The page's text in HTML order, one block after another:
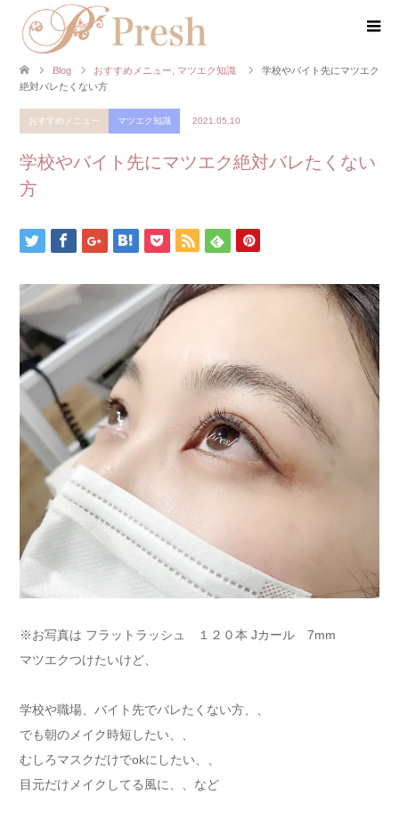
Blog おすすめメニュー マツエク知識
学校やバイト先にマツエク
絶対バレたくない方
おすすめメニュー マツエク知識 2021.05.10
学校やバイト先にマツエク絶対バレたくない
方
※お写真は フラットラッシュ １２０本 Jカール 7mm
マツエクつけたいけど、
学校や職場、バイト先でバレたくない方、、
でも朝のメイク時短したい、、
むしろマスクだけでokにしたい、、
目元だけメイクしてる風に、、など